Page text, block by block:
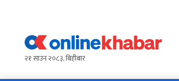
content२१ साउन २०८३, बिहीबार